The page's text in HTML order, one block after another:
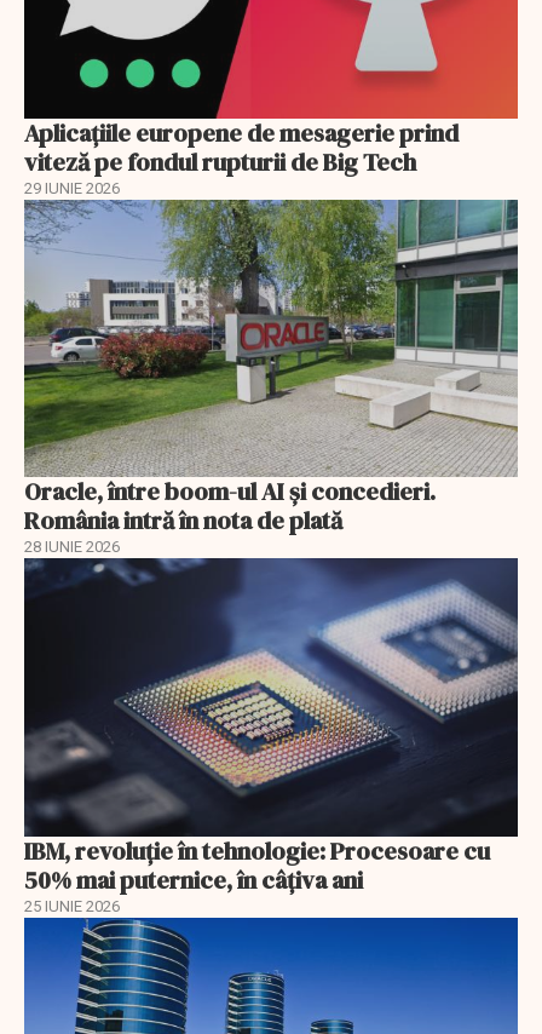
Aplicațiile europene de mesagerie prind
viteză pe fondul rupturii de Big Tech
29 IUNIE 2026
Oracle, între boom-ul AI și concedieri.
România intră în nota de plată
28 IUNIE 2026
IBM, revoluţie în tehnologie: Procesoare cu
50% mai puternice, în câţiva ani
25 IUNIE 2026